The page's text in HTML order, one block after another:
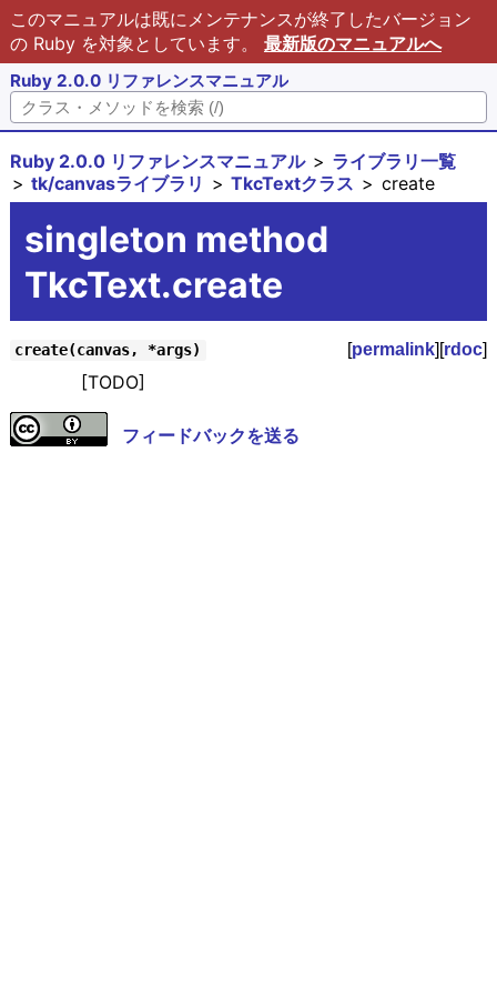
このマニュアルは既にメンテナンスが終了したバージョン
の Ruby を対象としています。 最新版のマニュアルへ
Ruby 2.0.0 リファレンスマニュアル
Ruby 2.0.0 リファレンスマニュアル
ライブラリ一覧
tk/canvasライブラリ
TkcTextクラス create
singleton method
TkcText.create
create(canvas, *args) [permalink][rdoc]
[TODO]
フィードバックを送る